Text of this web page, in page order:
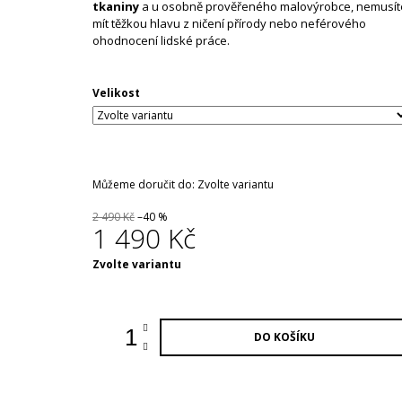
tkaniny a u osobně prověřeného malovýrobce,
mít těžkou hlavu z ničení přírody nebo neférového
ohodnocení lidské práce.
Velikost
Můžeme doručit do: Zvolte variantu
2 490 Kč–40 %
1 490 Kč
Měrná
Zvolte variantu
DO KOŠÍKU